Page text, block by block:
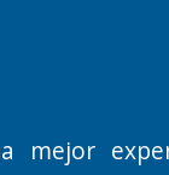
Doctor Antonio
Domingo 3 de
mejor